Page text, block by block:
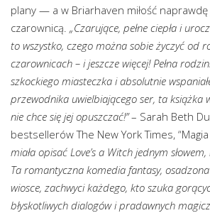
plany — a w Briarhaven miłość
czarownicą. „Czarujące, pełne ciepła i
to wszystko, czego można sobie życzyć od
czarownicach – i jeszcze więcej! Pełna
szkockiego miasteczka i absolutnie
przewodnika uwielbiającego ser, ta książka
nie chce się jej opuszczać!”– Sarah Beth
bestsellerów The New York Times,
miała opisać Love’s a Witch jednym słowem,
Ta romantyczna komedia fantasy, osadzona
wiosce, zachwyci każdego, kto szuka
błyskotliwych dialogów i pradawnych